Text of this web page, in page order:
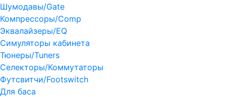
Шумодавы/Gate
Компрессоры/Comp
Эквалайзеры/EQ
Симуляторы кабинета
Тюнеры/Tuners
Селекторы/Коммутаторы
Футсвитчи/Footswitch
Для баса